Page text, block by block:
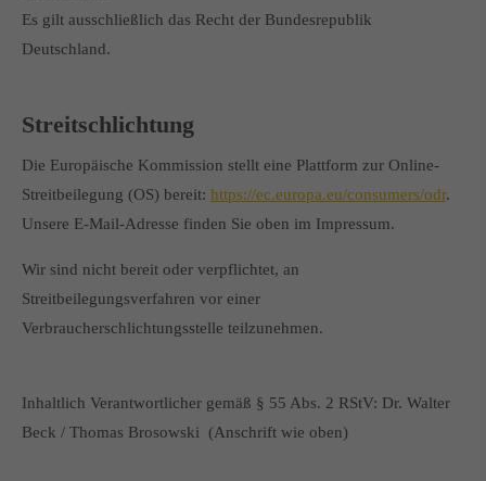
Es gilt ausschließlich das Recht der Bundesrepublik
Deutschland.
Streitschlichtung
Die Europäische Kommission stellt eine Plattform zur Online-
Streitbeilegung (OS) bereit: https://ec.europa.eu/consumers/odr.
Unsere E-Mail-Adresse finden Sie oben im Impressum.
Wir sind nicht bereit oder verpflichtet, an
Streitbeilegungsverfahren vor einer
Verbraucherschlichtungsstelle teilzunehmen.
Inhaltlich Verantwortlicher gemäß § 55 Abs. 2 RStV: Dr. Walter
Beck / Thomas Brosowski (Anschrift wie oben)